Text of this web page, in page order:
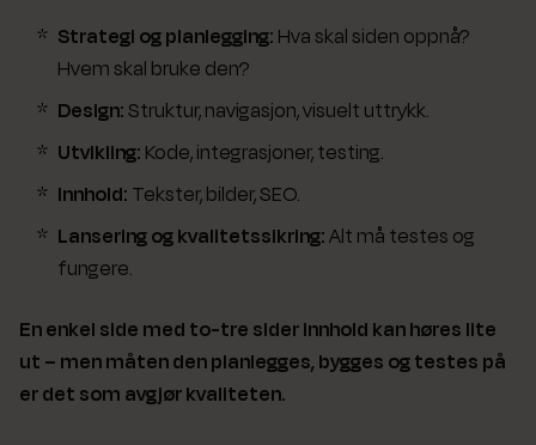
Strategi og planlegging: Hva skal siden oppnå?
Hvem skal bruke den?
Design:Struktur, navigasjon, visuelt uttrykk.
Utvikling: Kode, integrasjoner, testing.
Innhold: Tekster, bilder, SEO.
Lansering og kvalitetssikring:Alt må testes og
fungere.
En enkel side med to-tre sider innhold kan høres lite
ut – men måten den planlegges, bygges og testes på
er det som avgjør kvaliteten.